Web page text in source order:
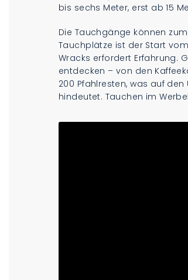
bis sechs Meter, erst ab 15
Die Tauchgänge können
Tauchplätze ist der Start
Wracks erfordert Erfahrung.
entdecken – von den
200 Pfahlresten, was auf
hindeutet. Tauchen im